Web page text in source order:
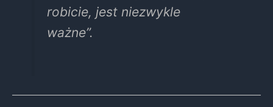
robicie, jest niezwykle
ważne”.